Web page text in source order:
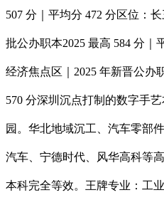
507 分｜平均分 472 分区位：
批公办职本2025 最高 584 分｜
经济焦点区｜2025 年新晋公办
570 分深圳沉点打制的数字手
园。华北地域沉工、汽车零部
汽车、宁德时代、风华高科等
本科完全等效。王牌专业：工